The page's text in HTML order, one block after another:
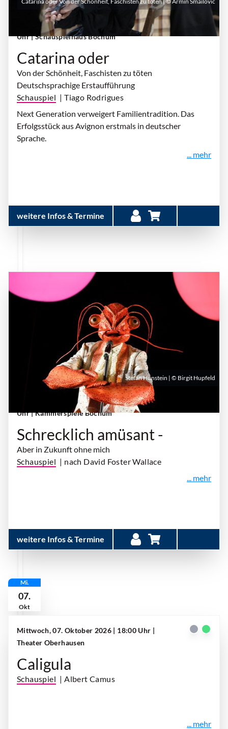
Sonntag, 04. Oktober 2026 | 19:00 Uhr - 20:40
Uhr| Schauspielhaus Bochum
Catarina oder
Von der Schönheit, Faschisten zu töten
Deutschsprachige Erstaufführung
Schauspiel | Tiago Rodrigues
Next Generation verweigert Familientradition. Das
Erfolgsstück aus Avignon erstmals in deutscher
Sprache.
... mehr
weitere Infos & Termine
Sonntag, 04. Oktober 2026 | 19:00 Uhr - 20:40
Uhr| Kammerspiele Bochum
Schrecklich amüsant -
Aber in Zukunft ohne mich
Schauspiel | nach David Foster Wallace
... mehr
weitere Infos & Termine
Stefan Hunstein | © Birgit Hupfeld
Mi.
07.
Okt
Mittwoch, 07. Oktober 2026 | 18:00 Uhr |
Theater Oberhausen
Caligula
Schauspiel | Albert Camus
... mehr